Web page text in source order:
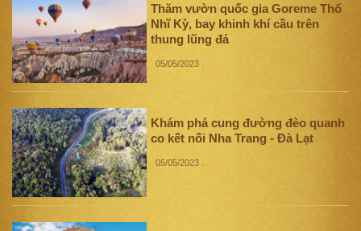
Thăm vườn quốc gia Goreme Thổ
Nhĩ Kỳ, bay khinh khí cầu trên
thung lũng đá
05/05/2023
Khám phá cung đường đèo quanh
co kết nối Nha Trang - Đà Lạt
05/05/2023